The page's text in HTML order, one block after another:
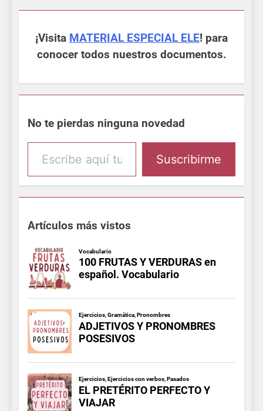
¡Visita MATERIAL ESPECIAL ELE! para
conocer todos nuestros documentos.
No te pierdas ninguna novedad
Escribe aquí tu email
Suscribirme
Artículos más vistos